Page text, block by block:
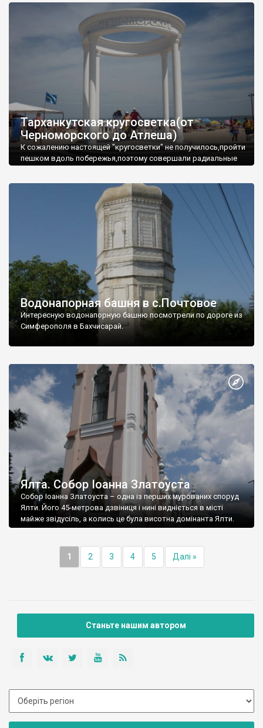
Тарханкутская кругосветка(от
Черноморского до Атлеша)
К сожалению настоящей "кругосветки" не получилось,пройти
пешком вдоль побережья,поэтому совершали радиальные
Водонапорная башня в с.Почтовое
Интересную водонапорную башню посмотрели по дороге из
Симферополя в Бахчисарай.
Ялта. Собор Іоанна Златоуста
Собор Іоанна Златоуста – одна із перших мурованих споруд
Ялти. Його 45-метрова дзвіниця і нині видніється в місті
майже звідусіль, а колись це була висотна домінанта Ялти.
1 2 3 4 5 Далі »
Станьте нашим автором